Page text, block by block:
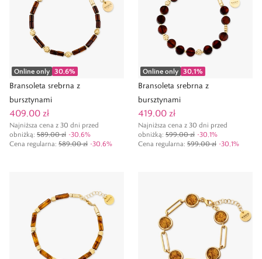
Online only 30,6%
Bransoleta srebrna z
bursztynami
409,00 zł
Najniższa cena z 30 dni przed
obniżką: 589,00 zł -30,6%
Cena regularna: 589,00 zł -30,6%
Online only 30,1%
Bransoleta srebrna z
bursztynami
419,00 zł
Najniższa cena z 30 dni przed
obniżką: 599,00 zł -30,1%
Cena regularna: 599,00 zł -30,1%